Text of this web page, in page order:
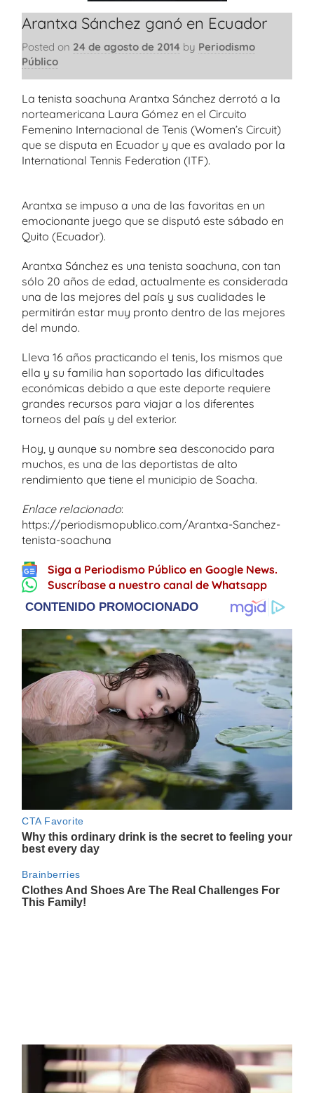
Arantxa Sánchez ganó en Ecuador
Posted on 24 de agosto de 2014 by Periodismo
Público
La tenista soachuna Arantxa Sánchez derrotó a la
norteamericana Laura Gómez en el Circuito
Femenino Internacional de Tenis (Women’s Circuit)
que se disputa en Ecuador y que es avalado por la
International Tennis Federation (ITF).
Arantxa se impuso a una de las favoritas en un
emocionante juego que se disputó este sábado en
Quito (Ecuador).
Arantxa Sánchez es una tenista soachuna, con tan
sólo 20 años de edad, actualmente es considerada
una de las mejores del país y sus cualidades le
permitirán estar muy pronto dentro de las mejores
del mundo.
Lleva 16 años practicando el tenis, los mismos que
ella y su familia han soportado las dificultades
económicas debido a que este deporte requiere
grandes recursos para viajar a los diferentes
torneos del país y del exterior.
Hoy, y aunque su nombre sea desconocido para
muchos, es una de las deportistas de alto
rendimiento que tiene el municipio de Soacha.
Enlace relacionado:
https://periodismopublico.com/Arantxa-Sanchez-
tenista-soachuna
Siga a Periodismo Público en Google News.
Suscríbase a nuestro canal de Whatsapp